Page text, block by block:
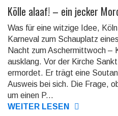
Kölle alaaf! – ein jecker
Was für eine witzige Idee,
Karneval zum Schauplatz
Nacht zum Aschermittwoch –
ausklang. Vor der Kirche
ermordet. Er trägt eine
Ausweis bei sich. Die Frage,
um einen P...
WEITER LESEN